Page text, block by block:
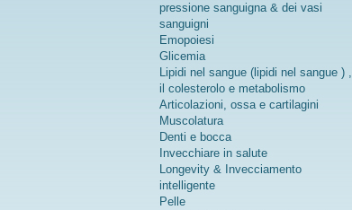
pressione sanguigna & dei vasi
sanguigni
Emopoiesi
Glicemia
Lipidi nel sangue (lipidi nel sangue ) ,
il colesterolo e metabolismo
Articolazioni, ossa e cartilagini
Muscolatura
Denti e bocca
Invecchiare in salute
Longevity & Invecciamento
intelligente
Pelle